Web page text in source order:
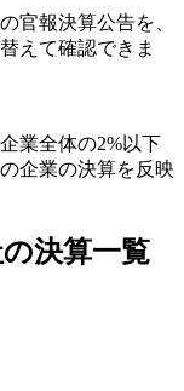
官報決算公告を、
えて確認できま
業全体の2%以下
企業の決算を反映
決算一覧